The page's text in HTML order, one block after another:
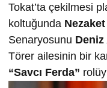
Tokat’ta çekilmesi
koltuğunda
Senaryosunu
Törer ailesinin bir
“Savcı Ferda”